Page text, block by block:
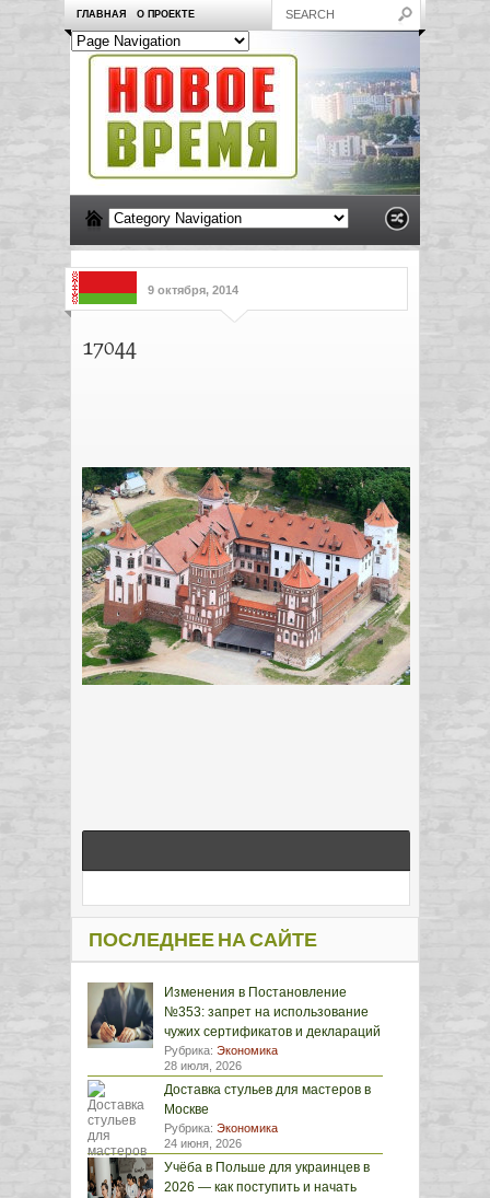
ГЛАВНАЯ О ПРОЕКТЕ
9 октября, 2014
17044
ПОСЛЕДНЕЕ НА САЙТЕ
Изменения в Постановление
№353: запрет на использование
чужих сертификатов и деклараций
Рубрика: Экономика
28 июля, 2026
Доставка стульев для мастеров в
Москве
Рубрика: Экономика
24 июня, 2026
Учёба в Польше для украинцев в
2026 — как поступить и начать